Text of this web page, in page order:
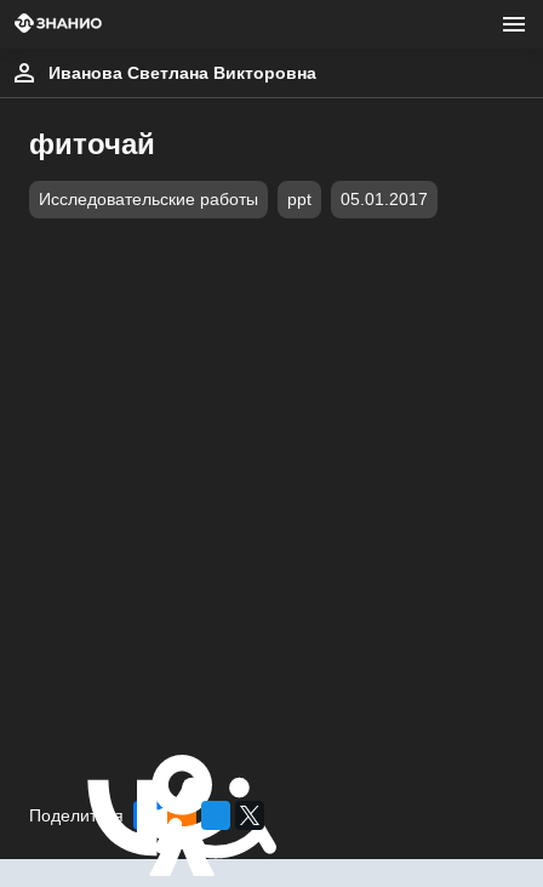
Иванова Светлана Викторовна
фиточай
Исследовательские работы ppt 05.01.2017
Поделиться